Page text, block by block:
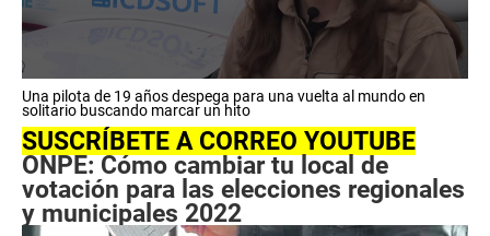
s
e
c
o
n
d
s
o
Una pilota de 19 años despega para una vuelta al mundo en
solitario buscando marcar un hito
SUSCRÍBETE A CORREO YOUTUBE
ONPE: Cómo cambiar tu local de
votación para las elecciones regionales
y municipales 2022